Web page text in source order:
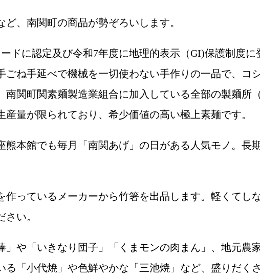
ど、南関町の商品が勢ぞろいします。
ドに認定及び令和7年度に地理的表示（GI)保護制度に
ごね手延べで機械を一切使わない手作りの一品で、コ
南関町関素麺製造業組合に加入している全部の製麺所
産量が限られており、希少価値の高い極上素麺です。
熊本館でも毎月「南関あげ」の日がある人気モノ。長
作っているメーカーから竹箸を出品します。軽くてし
い。
」や「いきなり団子」「くまモンの肉まん」、地元農
る「小代焼」や色鮮やかな「三池焼」など、盛りだくさ